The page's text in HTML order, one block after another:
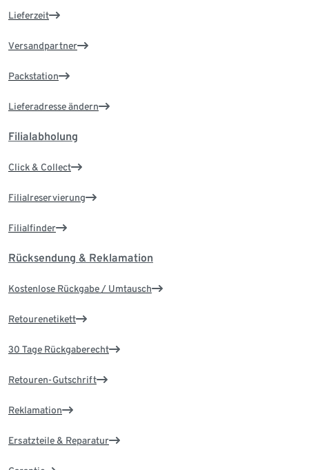
Lieferzeit
Versandpartner
Packstation
Lieferadresse ändern
Filialabholung
Click & Collect
Filialreservierung
Filialfinder
Rücksendung & Reklamation
Kostenlose Rückgabe / Umtausch
Retourenetikett
30 Tage Rückgaberecht
Retouren-Gutschrift
Reklamation
Ersatzteile & Reparatur